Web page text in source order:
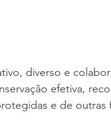
diverso e
efetiva,
e de outras